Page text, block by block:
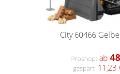
City 60466
Proshop: ab
gespart: 11,23